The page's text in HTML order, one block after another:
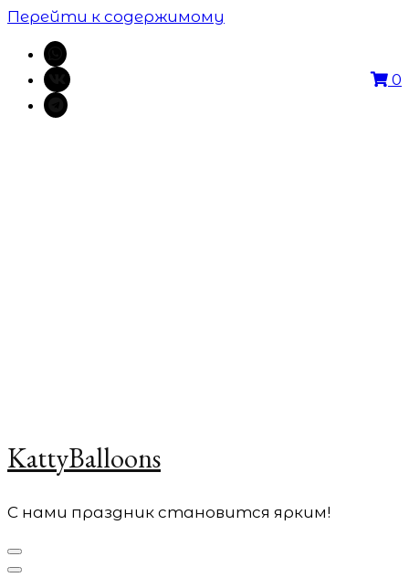
Перейти к содержимому
0
KattyBalloons
С нами праздник становится ярким!